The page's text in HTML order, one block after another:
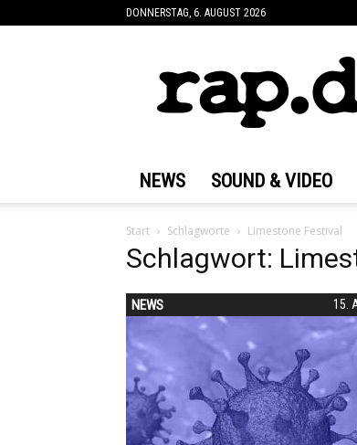
DONNERSTAG, 6. AUGUST 2026
NEWS SOUND & VIDEO
Start Schlagworte Limestone Festival
Schlagwort:
15.
NEWS